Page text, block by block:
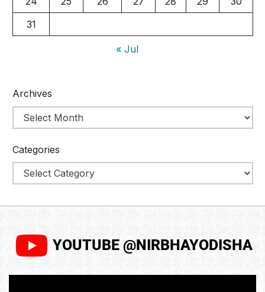
31
« Jul
Archives
Categories
YOUTUBE @NIRBHAYODISHA